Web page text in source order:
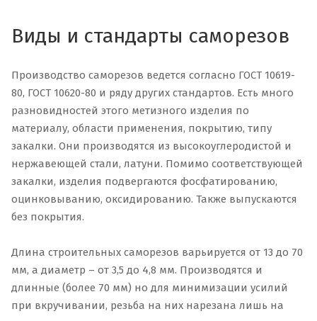
Виды и стандарты саморезов
Производство саморезов ведется согласно ГОСТ 10619-
80, ГОСТ 10620-80 и ряду других стандартов. Есть много
разновидностей этого метизного изделия по
материалу, области применения, покрытию, типу
закалки. Они производятся из высокоуглеродистой и
нержавеющей стали, латуни. Помимо соответствующей
закалки, изделия подвергаются фосфатированию,
оцинковыванию, оксидированию. Также выпускаются
без покрытия.
Длина строительных саморезов варьируется от 13 до 70
мм, а диаметр – от 3,5 до 4,8 мм. Производятся и
длинные (более 70 мм) но для минимизации усилий
при вкручивании, резьба на них нарезана лишь на